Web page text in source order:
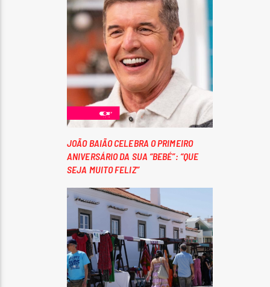
JOÃO BAIÃO CELEBRA O PRIMEIRO
ANIVERSÁRIO DA SUA “BEBÉ”: “QUE
SEJA MUITO FELIZ”